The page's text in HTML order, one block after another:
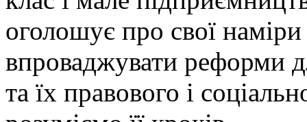
оголошує про свої
впроваджувати реформи
та їх правового і